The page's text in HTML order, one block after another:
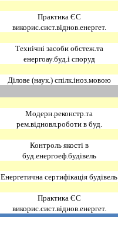
Практика ЄС
викорис.сист.вiднов.енергет.
Технiчнi засоби обстеж.та
енергоау.буд.i споруд
Дiлове (наук.) спiлк.iноз.мовою
Модерн.реконстр.та
рем.вiдновл.роботи в буд.
Контроль якостi в
буд.енергоеф.будiвель
Енергетична сертифiкацiя будiвель
Практика ЄС
викорис.сист.вiднов.енергет.